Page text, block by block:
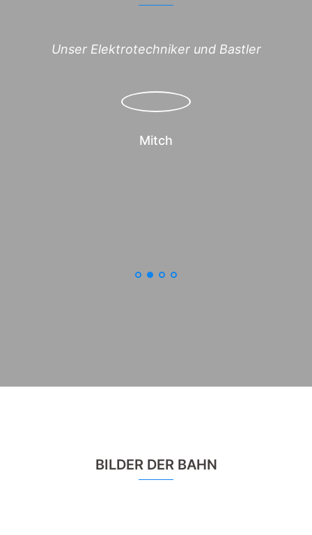
Unser Elektrotechniker und Bastler
Mitch
BILDER DER BAHN